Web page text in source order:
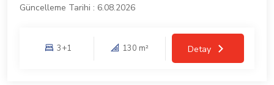
Güncelleme Tarihi : 6.08.2026
3+1 130 m² Detay